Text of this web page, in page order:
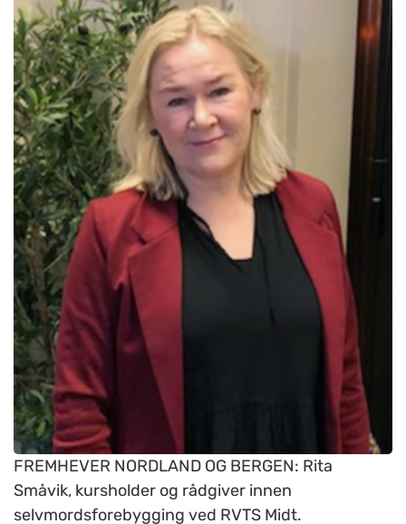
FREMHEVER NORDLAND OG BERGEN: Rita
Småvik, kursholder og rådgiver innen
selvmordsforebygging ved RVTS Midt.